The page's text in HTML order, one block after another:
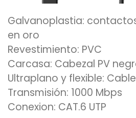
Galvanoplastia:
en oro
Revestimiento: PVC
Carcasa: Cabezal PV
Ultraplano y flexible:
Transmisión: 1000 Mbps
Conexion: CAT.6 UTP